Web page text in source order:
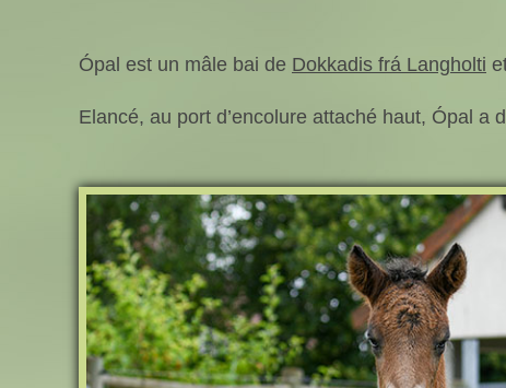
Ópal est un mâle bai de Dokkadis frá Langholti
Elancé, au port d’encolure attaché haut, Ópal a